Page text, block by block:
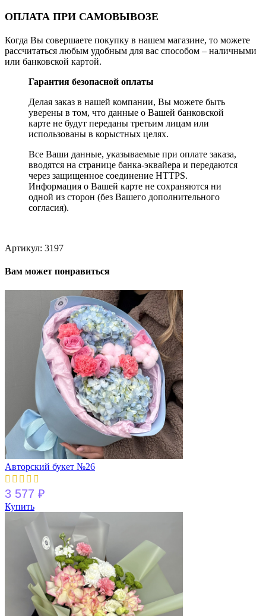
ОПЛАТА ПРИ САМОВЫВОЗЕ
Когда Вы совершаете покупку в нашем магазине, то можете
рассчитаться любым удобным для вас способом – наличными
или банковской картой.
Гарантия безопасной оплаты
Делая заказ в нашей компании, Вы можете быть
уверены в том, что данные о Вашей банковской
карте не будут переданы третьим лицам или
использованы в корыстных целях.
Все Ваши данные, указываемые при оплате заказа,
вводятся на странице банка-эквайера и передаются
через защищенное соединение HTTPS.
Информация о Вашей карте не сохраняются ни
одной из сторон (без Вашего дополнительного
согласия).
Артикул: 3197
Вам может понравиться
Авторский букет №26
3 577 ₽
Купить